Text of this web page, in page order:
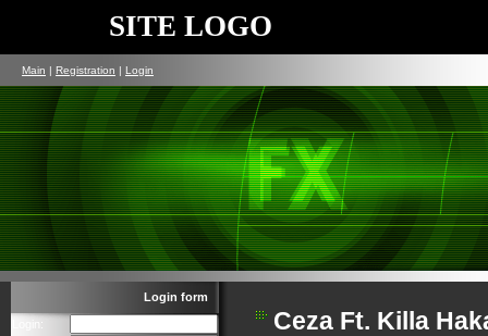
SITE LOGO
Main | Registration | Login
Login form
Login:
Ceza Ft. Killa